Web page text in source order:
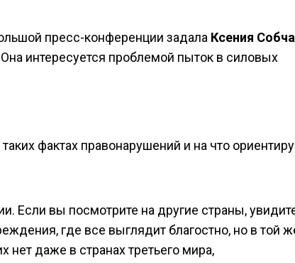
пресс-конференции задала Ксения
интересуется проблемой пыток в силовых
фактах правонарушений и на что
Если вы посмотрите на другие страны,
где все выглядит благостно, но в той
нет даже в странах третьего мира,